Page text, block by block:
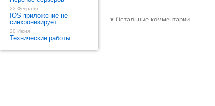
▾ Остальные комментарии
22 Февраля
IOS приложение не
синхронизирует
20 Июня
Технические работы